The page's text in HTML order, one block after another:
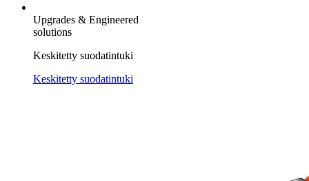
Upgrades & Engineered
solutions
Keskitetty suodatintuki
Keskitetty suodatintuki